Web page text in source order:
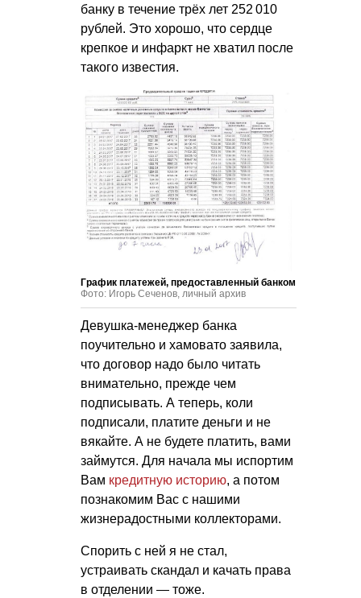
банку в течение трёх лет 252 010
рублей. Это хорошо, что сердце
крепкое и инфаркт не хватил после
такого известия.
График платежей, предоставленный банком
Фото: Игорь Сеченов, личный архив
Девушка-менеджер банка
поучительно и хамовато заявила,
что договор надо было читать
внимательно, прежде чем
подписывать. А теперь, коли
подписали, платите деньги и не
вякайте. А не будете платить, вами
займутся. Для начала мы испортим
Вам кредитную историю, а потом
познакомим Вас с нашими
жизнерадостными коллекторами.
Спорить с ней я не стал,
устраивать скандал и качать права
в отделении — тоже.